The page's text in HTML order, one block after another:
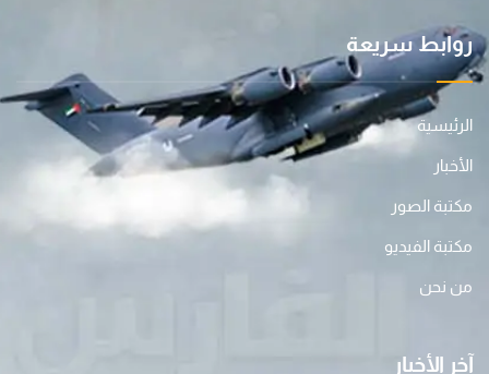
روابط سريعة
الرئيسية
الأخبار
مكتبة الصور
مكتبة الفيديو
من نحن
آخر الأخبار